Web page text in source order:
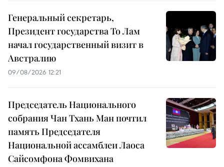
Генеральный секретарь,
Президент государства То Лам
начал государственный визит в
Австралию
09/08/2026 12:21
Председатель Национального
собрания Чан Тхань Ман почтил
память Председателя
Национальной ассамблеи Лаоса
Сайсомфона Фомвихана